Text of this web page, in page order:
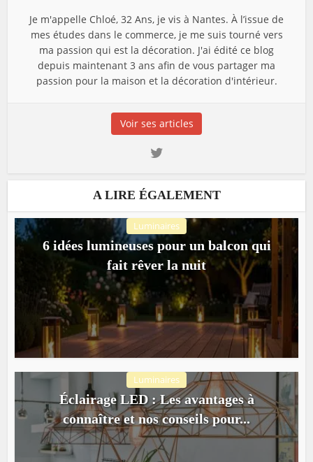
Je m'appelle Chloé, 32 Ans, je vis à Nantes. À l’issue de
mes études dans le commerce, je me suis tourné vers
ma passion qui est la décoration. J'ai édité ce blog
depuis maintenant 3 ans afin de vous partager ma
passion pour la maison et la décoration d'intérieur.
Voir ses articles
A LIRE ÉGALEMENT
Luminaires
6 idées lumineuses pour un balcon qui
fait rêver la nuit
Luminaires
Éclairage LED : Les avantages à
connaître et nos conseils pour...